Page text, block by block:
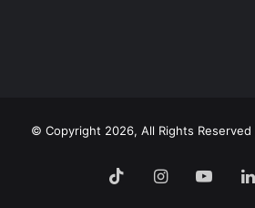
Copyright 2026, All Rights
©
لينكدإن ‫YouTubeانستقرام